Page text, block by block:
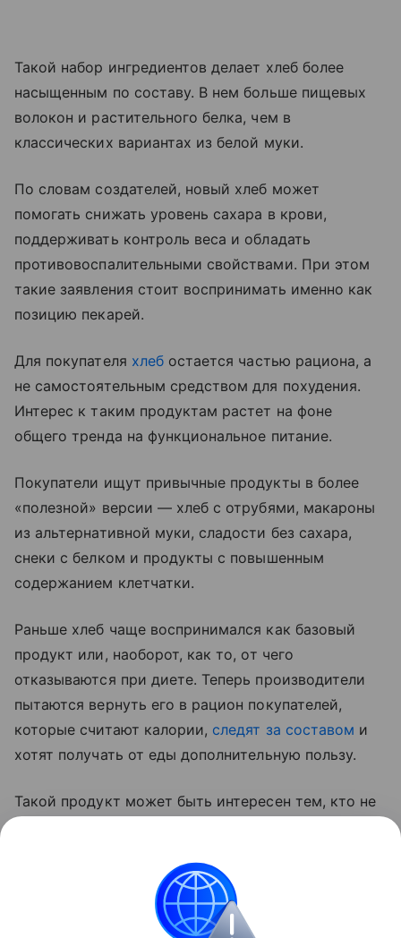
Такой набор ингредиентов делает хлеб более
насыщенным по составу. В нем больше пищевых
волокон и растительного белка, чем в
классических вариантах из белой муки.
По словам создателей, новый хлеб может
помогать снижать уровень сахара в крови,
поддерживать контроль веса и обладать
противовоспалительными свойствами. При этом
такие заявления стоит воспринимать именно как
позицию пекарей.
Для покупателя хлебостается частью рациона, а
не самостоятельным средством для похудения.
Интерес к таким продуктам растет на фоне
общего тренда на функциональное питание.
Покупатели ищут привычные продукты в более
«полезной» версии — хлеб с отрубями, макароны
из альтернативной муки, сладости без сахара,
снеки с белком и продукты с повышенным
содержанием клетчатки.
Раньше хлеб чаще воспринимался как базовый
продукт или, наоборот, как то, от чего
отказываются при диете. Теперь производители
пытаются вернуть его в рацион покупателей,
которые считают калории, следят за составом и
хотят получать от еды дополнительную пользу.
Такой продукт может быть интересен тем, кто не
сытный вариант с цельнозерновой мукой,
отрубями и растительным белком.